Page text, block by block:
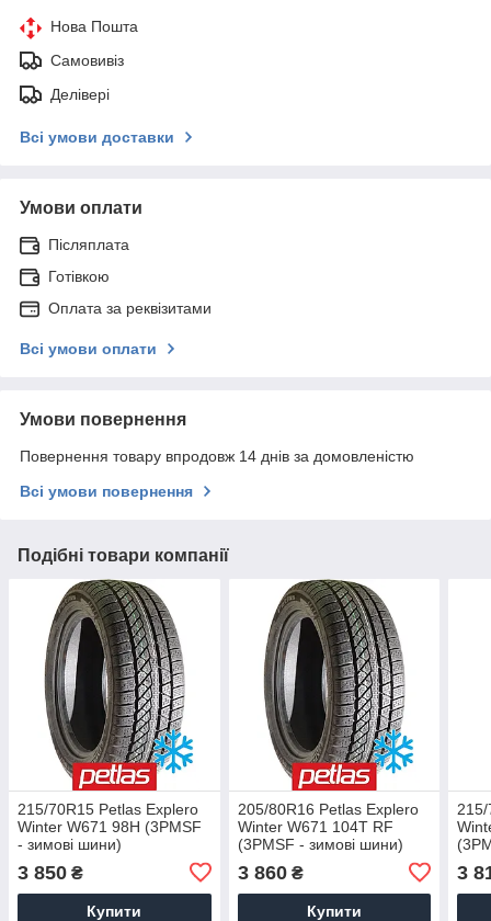
Нова Пошта
Самовивіз
Делівері
Всі умови доставки
Умови оплати
Післяплата
Готівкою
Оплата за реквізитами
Всі умови оплати
Умови повернення
Повернення товару впродовж 14 днів за домовленістю
Всі умови повернення
Подібні товари компанії
215/70R15 Petlas Explero
Winter W671 98H (3PMSF
- зимові шини)
3 850 ₴
Купити
205/80R16 Petlas Explero
Winter W671 104T RF
(3PMSF - зимові шини)
3 860₴
Купити
3